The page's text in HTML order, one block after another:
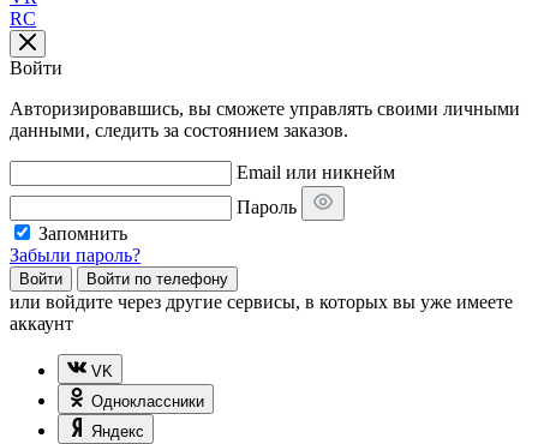
RC
Войти
Авторизировавшись, вы сможете управлять своими личными
данными, следить за состоянием заказов.
Email или никнейм
Пароль
Запомнить
Забыли пароль?
Войти Войти по телефону
или войдите через другие сервисы, в которых вы уже имеете
аккаунт
VK
Одноклассники
Яндекс